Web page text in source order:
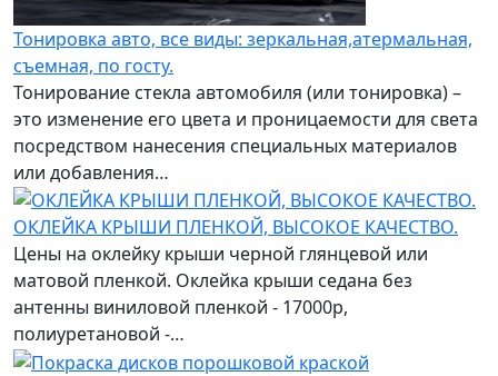
Тонировка авто, все виды: зеркальная,атермальная,
съемная, по госту.
Тонирование стекла автомобиля (или тонировка) –
это изменение его цвета и проницаемости для света
посредством нанесения специальных материалов
или добавления…
ОКЛЕЙКА КРЫШИ ПЛЕНКОЙ, ВЫСОКОЕ КАЧЕСТВО.
Цены на оклейку крыши черной глянцевой или
матовой пленкой. Оклейка крыши седана без
антенны виниловой пленкой - 17000р,
полиуретановой -…